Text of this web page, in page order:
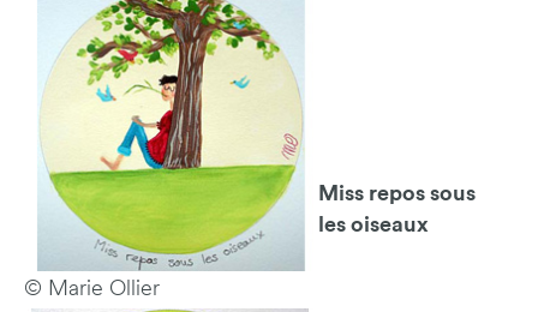
Miss repos sous
les oiseaux
© Marie Ollier